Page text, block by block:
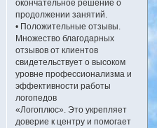
окончательное решение о
продолжении занятий.
• Положительные отзывы.
Множество благодарных
отзывов от клиентов
свидетельствует о высоком
уровне профессионализма и
эффективности работы
логопедов
«Логоплюс». Это укрепляет
доверие к центру и помогает